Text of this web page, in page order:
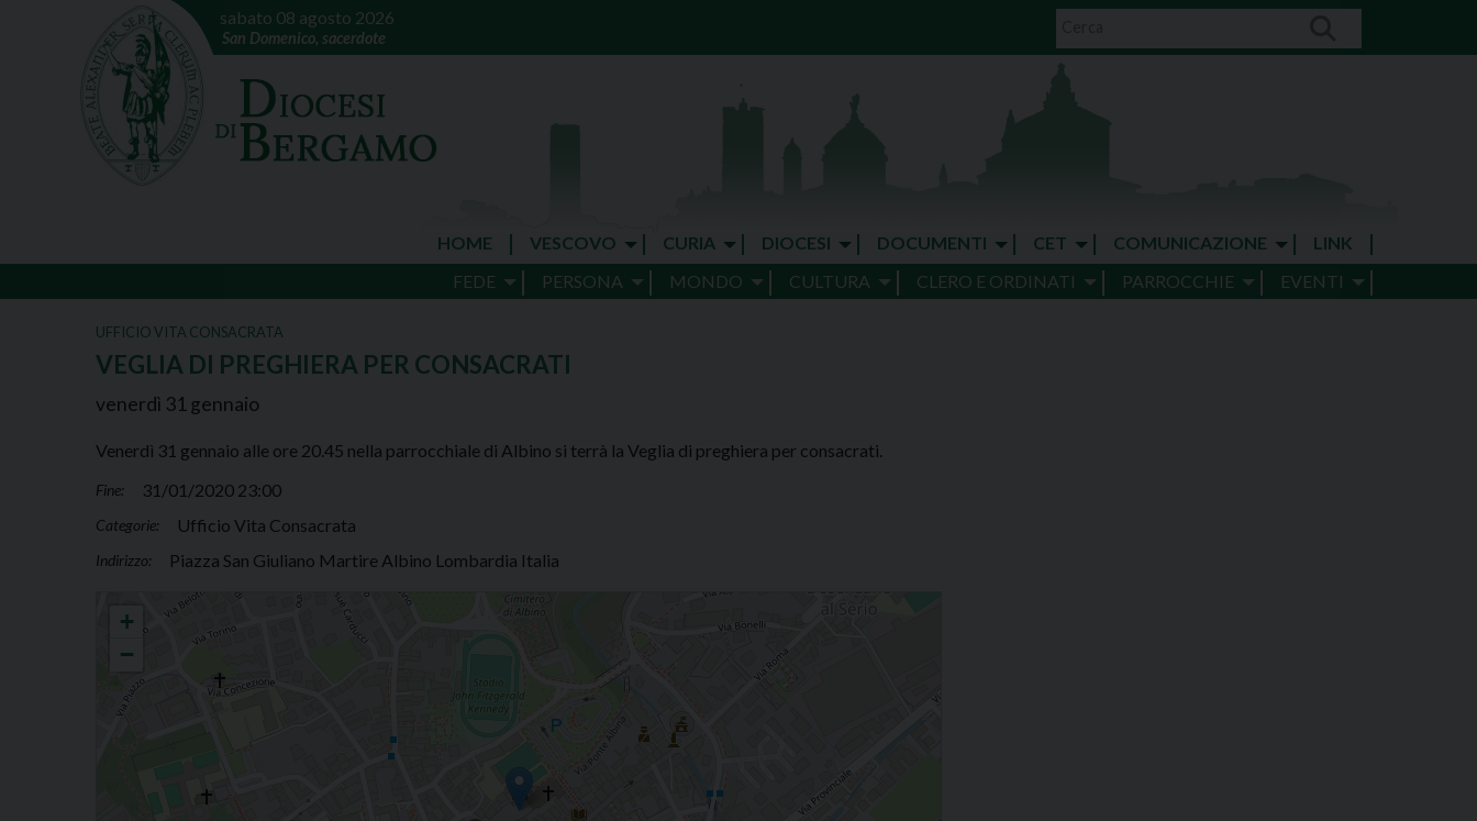
sabato 08 agosto 2026
San Domenico, sacerdote
HOME VESCOVO CURIA DIOCESI DOCUMENTI CET COMUNICAZIONE
LINK
FEDE
PERSONA MONDO CULTURA CLERO E ORDINATI PARROCCHIE EVENTI
UFFICIO VITA CONSACRATA
VEGLIA DI PREGHIERA PER CONSACRATI
venerdì 31 gennaio
Venerdì 31 gennaio alle ore 20.45 nella parrocchiale di Albino si terrà la Veglia di preghiera per consacrati.
Fine: 31/01/2020 23:00
Categorie: Ufficio Vita Consacrata
Indirizzo: Piazza San Giuliano Martire Albino Lombardia Italia
Veglia di preghiera per consacrati
+
−